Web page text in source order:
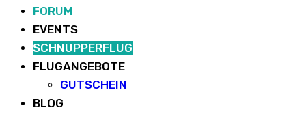
FORUM
EVENTS
SCHNUPPERFLUG
FLUGANGEBOTE
GUTSCHEIN
BLOG